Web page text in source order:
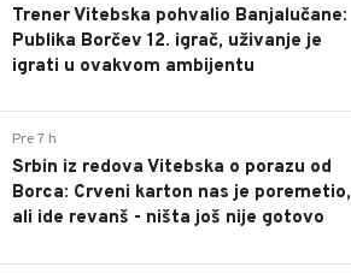
Trener Vitebska pohvalio Banjalučane:
Publika Borčev 12. igrač, uživanje je
igrati u ovakvom ambijentu
Pre 7 h
Srbin iz redova Vitebska o porazu od
Borca: Crveni karton nas je poremetio,
ali ide revanš - ništa još nije gotovo